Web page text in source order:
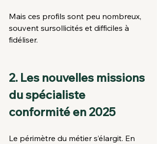
Mais ces profils sont peu nombreux,
souvent sursollicités et difficiles à
fidéliser.
2. Les nouvelles missions
du spécialiste
conformité en 2025
Le périmètre du métier s’élargit. En